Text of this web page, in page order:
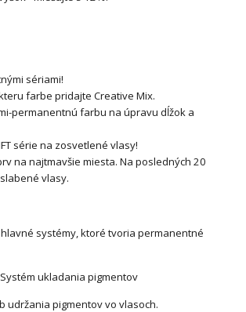
sériami!
farbe pridajte Creative Mix.
permanentnú farbu na úpravu dĺžok a
série na zosvetlené vlasy!
na najtmavšie miesta. Na posledných 20
vlasy.
systémy, ktoré tvoria permanentné
Systém ukladania pigmentov
udržania pigmentov vo vlasoch.